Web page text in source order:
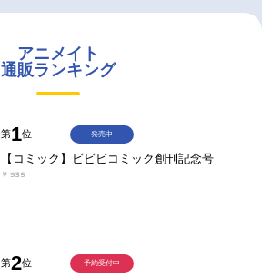
アニメイト
通販ランキング
第1位
【コミック】ビビビコミック創刊記念号
￥935
発売中
第2位 予約受付中